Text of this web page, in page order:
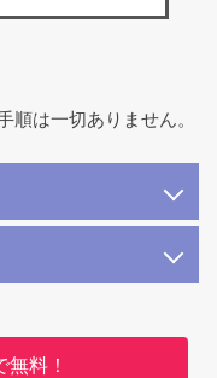
は一切ありません。
無料！